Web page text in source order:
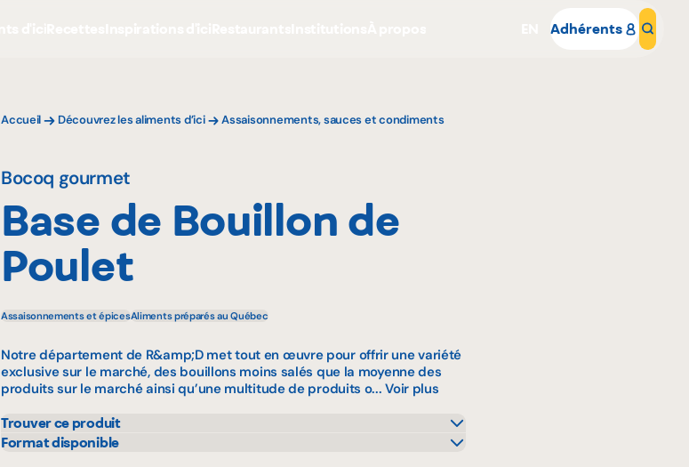
Adhérents
Accueil Découvrez les aliments d’ici Assaisonnements, sauces et condiments
Bocoq gourmet
Base de Bouillon de
Poulet
Assaisonnements et épicesAliments préparés au Québec
Notre département de R&amp;D met tout en œuvre pour offrir une variété
exclusive sur le marché, des bouillons moins salés que la moyenne des
produits sur le marché ainsi qu’une multitude de produits o...Voir plus
Trouver ce produit
Bonichoix
Format disponible